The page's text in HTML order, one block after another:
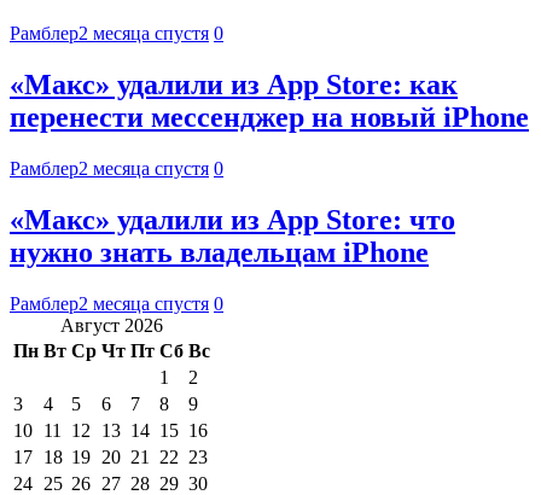
Рамблер2 месяца спустя 0
«Макс» удалили из App Store: как
перенести мессенджер на новый iPhone
Рамблер2 месяца спустя 0
«Макс» удалили из App Store: что
нужно знать владельцам iPhone
Рамблер2 месяца спустя 0
Август 2026
Пн Вт Ср Чт Пт Сб Вс
1
2
3
4 5 6 7 8
9
10 11 12 13 14 15 16
17 18 19 20 21 22 23
24 25 26 27 28 29 30